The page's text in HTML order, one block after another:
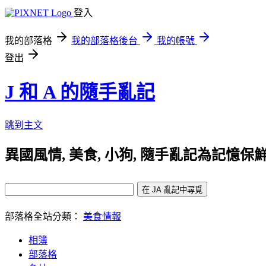
登入
我的部落格 我的部落格後台
我的帳號
登出
J 和 A 的隨手亂記
跳到主文
異國風情, 美食, 小狗, 隨手亂記為記憶保
部落格全站分類： 美食情報
相簿
部落格